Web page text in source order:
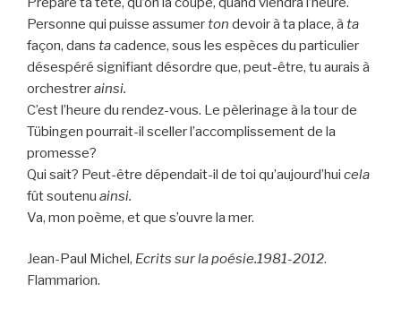
Personne qui puisse assumerton devoir à ta place, à ta
façon, dans tacadence, sous les espèces du particulier
désespéré signifiant désordre que, peut-être, tu aurais à
orchestrerainsi.
C’est l’heure du rendez-vous. Le pèlerinage à la tour de
Tübingen pourrait-il sceller l’accomplissement de la
promesse?
Qui sait? Peut-être dépendait-il de toi qu’aujourd’hui cela
fût soutenu ainsi.
Va, mon poème, et que s’ouvre la mer.
Jean-Paul Michel, Ecrits sur la poésie.1981-2012.
Flammarion.